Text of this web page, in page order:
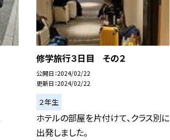
修学旅行３日目 その２
公開日 2024/02/22
更新日 2024/02/22
２年生
ホテルの部屋を片付けて、クラス別に
出発しました。